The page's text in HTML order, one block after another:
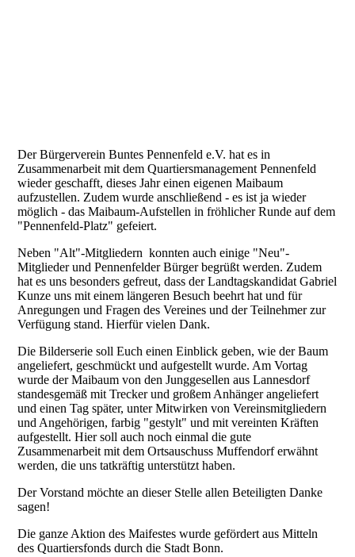
Der Bürgerverein Buntes Pennenfeld e.V. hat es in
Zusammenarbeit mit dem Quartiersmanagement Pennenfeld
wieder geschafft, dieses Jahr einen eigenen Maibaum
aufzustellen. Zudem wurde anschließend - es ist ja wieder
möglich - das Maibaum-Aufstellen in fröhlicher Runde auf dem
"Pennenfeld-Platz" gefeiert.
Neben "Alt"-Mitgliedern konnten auch einige "Neu"-
Mitglieder und Pennenfelder Bürger begrüßt werden. Zudem
hat es uns besonders gefreut, dass der Landtagskandidat Gabriel
Kunze uns mit einem längeren Besuch beehrt hat und für
Anregungen und Fragen des Vereines und der Teilnehmer zur
Verfügung stand. Hierfür vielen Dank.
Die Bilderserie soll Euch einen Einblick geben, wie der Baum
angeliefert, geschmückt und aufgestellt wurde. Am Vortag
wurde der Maibaum von den Junggesellen aus Lannesdorf
standesgemäß mit Trecker und großem Anhänger angeliefert
und einen Tag später, unter Mitwirken von Vereinsmitgliedern
und Angehörigen, farbig "gestylt" und mit vereinten Kräften
aufgestellt. Hier soll auch noch einmal die gute
Zusammenarbeit mit dem Ortsauschuss Muffendorf erwähnt
werden, die uns tatkräftig unterstützt haben.
Der Vorstand möchte an dieser Stelle allen Beteiligten Danke
sagen!
Die ganze Aktion des Maifestes wurde gefördert aus Mitteln
des Quartiersfonds durch die Stadt Bonn.